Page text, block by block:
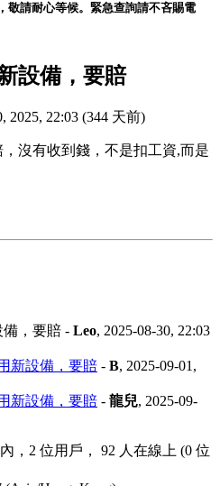
敬請耐心等候。緊急查詢請不吝賜電
設備，要賠
2025, 22:03 (344 天前)
沒有收到錢，不是扣工資,而是
備，要賠 - Leo, 2025-08-30, 22:03
新設備，要賠 - B, 2025-09-01,
新設備，要賠 - 龍兒, 2025-09-
，2 位用戶， 92 人在線上 (0 位